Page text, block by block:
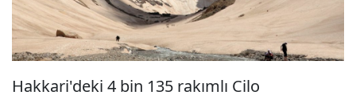
Hakkari'deki 4 bin 135 rakımlı Cilo